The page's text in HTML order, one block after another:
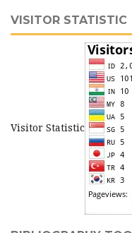
VISITOR STATISTIC
Visitor Statistic